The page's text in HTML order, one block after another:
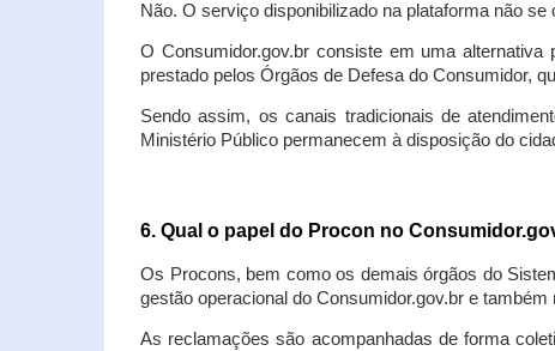
Não. O serviço disponibilizado na plataforma não
O Consumidor.gov.br consiste em uma
prestado pelos Órgãos de Defesa do Consumidor,
Sendo assim, os canais tradicionais de
Ministério Público permanecem à disposição do
6. Qual o papel do Procon no
Os Procons, bem como os demais órgãos do
gestão operacional do Consumidor.gov.br e
As reclamações são acompanhadas de forma